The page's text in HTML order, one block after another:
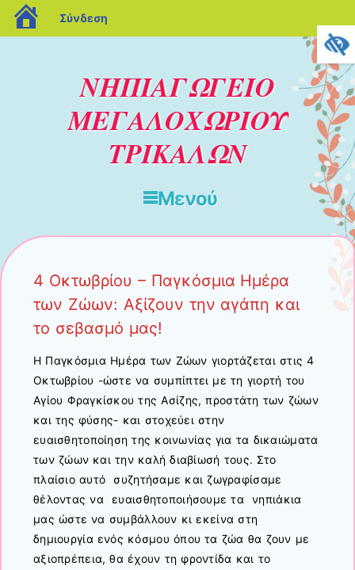
ΝΗΠΙΑΓΩΓΕΙΟ
ΜΕΓΑΛΟΧΩΡΙΟΥ
ΤΡΙΚΑΛΩΝ
Μενού
4 Οκτωβρίου – Παγκόσμια Ημέρα
των Ζώων: Αξίζουν την αγάπη και
το σεβασμό μας!
Η Παγκόσμια Ημέρα των Ζώων γιορτάζεται στις 4
Οκτωβρίου -ώστε να συμπίπτει με τη γιορτή του
Αγίου Φραγκίσκου της Ασίζης, προστάτη των ζώων
και της φύσης- και στοχεύει στην
ευαισθητοποίηση της κοινωνίας για τα δικαιώματα
των ζώων και την καλή διαβίωσή τους. Στο
πλαίσιο αυτό συζητήσαμε και ζωγραφίσαμε
θέλοντας να ευαισθητοποιήσουμε τα νηπιάκια
μας ώστε να συμβάλλουν κι εκείνα στη
δημιουργία ενός κόσμου όπου τα ζώα θα ζουν με
αξιοπρέπεια, θα έχουν τη φροντίδα και το
blogs.sch.gr
Σύνδεση